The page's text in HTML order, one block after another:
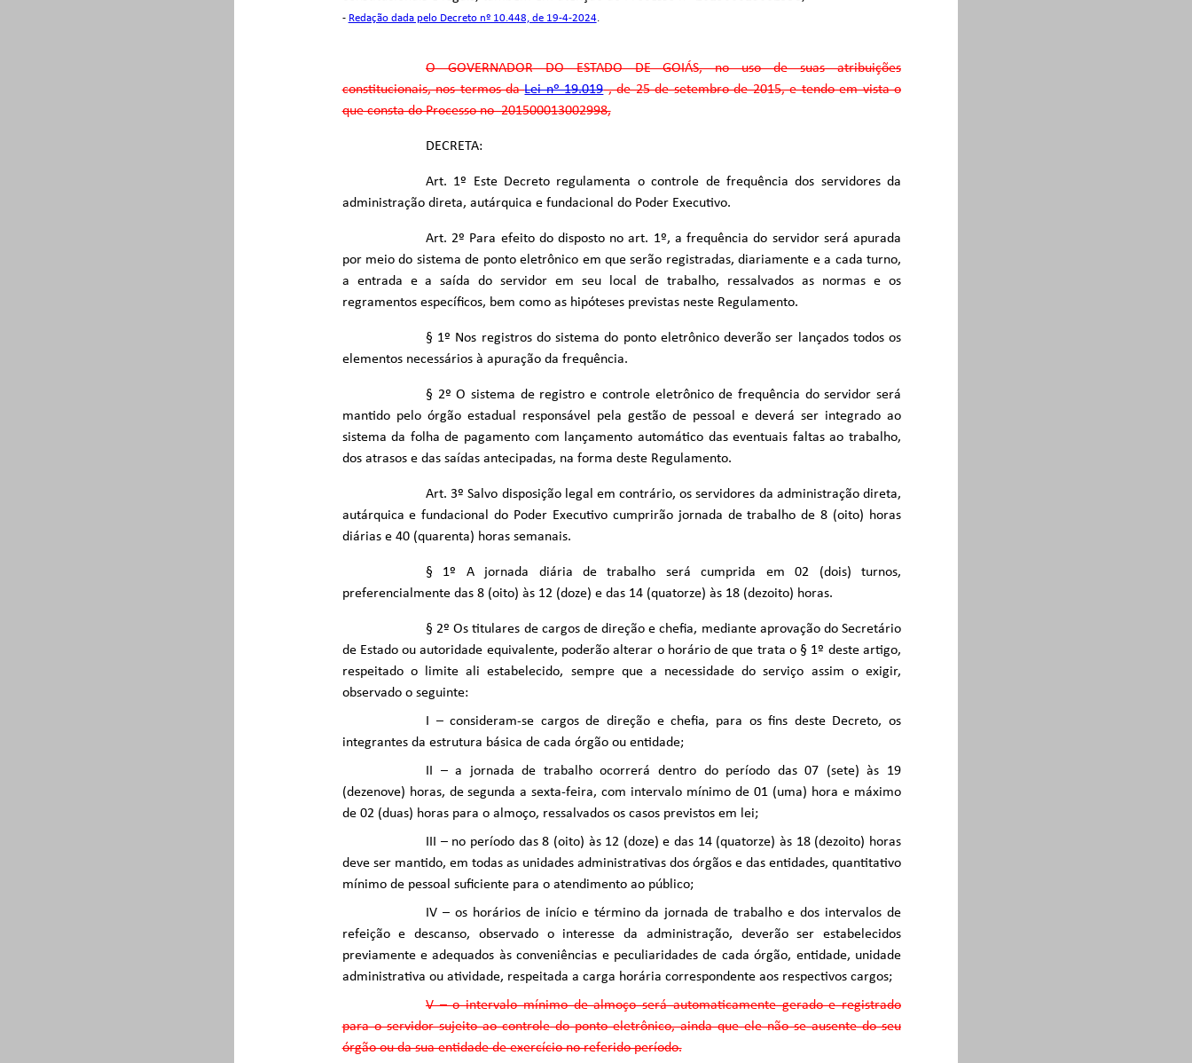
- Redação dada pelo Decreto nº 10.448, de 19-4-2024.
O GOVERNADOR DO ESTADO DE GOIÁS, no uso de suas atribuições
constitucionais, nos termos daLei nº 19.019, de 25 de setembro de 2015, e tendo em vista o
que consta do Processo no 201500013002998,
DECRETA:
Art. 1º Este Decreto regulamenta o controle de frequência dos servidores da
administração direta, autárquica e fundacional do Poder Executivo.
Art. 2º Para efeito do disposto no art. 1º, a frequência do servidor será apurada
por meio do sistema de ponto eletrônico em que serão registradas, diariamente e a cada turno,
a entrada e a saída do servidor em seu local de trabalho, ressalvados as normas e os
regramentos específicos, bem como as hipóteses previstas neste Regulamento.
§ 1º Nos registros do sistema do ponto eletrônico deverão ser lançados todos os
elementos necessários à apuração da frequência.
§ 2º O sistema de registro e controle eletrônico de frequência do servidor será
mantido pelo órgão estadual responsável pela gestão de pessoal e deverá ser integrado ao
sistema da folha de pagamento com lançamento automático das eventuais faltas ao trabalho,
dos atrasos e das saídas antecipadas, na forma deste Regulamento.
Art. 3º Salvo disposição legal em contrário, os servidores da administração direta,
autárquica e fundacional do Poder Executivo cumprirão jornada de trabalho de 8 (oito) horas
diárias e 40 (quarenta) horas semanais.
§ 1º A jornada diária de trabalho será cumprida em 02 (dois) turnos,
preferencialmente das 8 (oito) às 12 (doze) e das 14 (quatorze) às 18 (dezoito) horas.
§ 2º Os titulares de cargos de direção e chefia, mediante aprovação do Secretário
de Estado ou autoridade equivalente, poderão alterar o horário de que trata o § 1º deste artigo,
respeitado o limite ali estabelecido, sempre que a necessidade do serviço assim o exigir,
observado o seguinte:
I – consideram-se cargos de direção e chefia, para os fins deste Decreto, os
integrantes da estrutura básica de cada órgão ou entidade;
II – a jornada de trabalho ocorrerá dentro do período das 07 (sete) às 19
(dezenove) horas, de segunda a sexta-feira, com intervalo mínimo de 01 (uma) hora e máximo
de 02 (duas) horas para o almoço, ressalvados os casos previstos em lei;
III – no período das 8 (oito) às 12 (doze) e das 14 (quatorze) às 18 (dezoito) horas
deve ser mantido, em todas as unidades administrativas dos órgãos e das entidades, quantitativo
mínimo de pessoal suficiente para o atendimento ao público;
IV – os horários de início e término da jornada de trabalho e dos intervalos de
refeição e descanso, observado o interesse da administração, deverão ser estabelecidos
previamente e adequados às conveniências e peculiaridades de cada órgão, entidade, unidade
administrativa ou atividade, respeitada a carga horária correspondente aos respectivos cargos;
V – o intervalo mínimo de almoço será automaticamente gerado e registrado
para o servidor sujeito ao controle do ponto eletrônico, ainda que ele não se ausente do seu
órgão ou da sua entidade de exercício no referido período.